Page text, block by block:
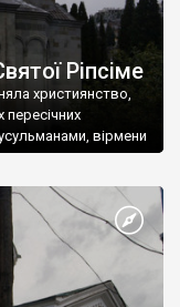
Ріпсіме
християнство,
пересічних
вірмени